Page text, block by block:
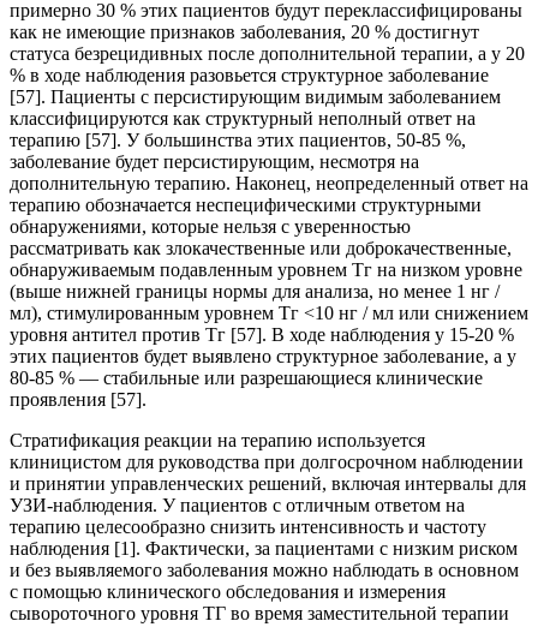
примерно 30 % этих пациентов будут переклассифицированы
как не имеющие признаков заболевания, 20 % достигнут
статуса безрецидивных после дополнительной терапии, а у 20
% в ходе наблюдения разовьется структурное заболевание
[57]. Пациенты с персистирующим видимым заболеванием
классифицируются как структурный неполный ответ на
терапию [57]. У большинства этих пациентов, 50-85 %,
заболевание будет персистирующим, несмотря на
дополнительную терапию. Наконец, неопределенный ответ на
терапию обозначается неспецифическими структурными
обнаружениями, которые нельзя с уверенностью
рассматривать как злокачественные или доброкачественные,
обнаруживаемым подавленным уровнем Тг на низком уровне
(выше нижней границы нормы для анализа, но менее 1 нг /
мл), стимулированным уровнем Тг <10 нг / мл или снижением
уровня антител против Тг [57]. В ходе наблюдения у 15-20 %
этих пациентов будет выявлено структурное заболевание, а у
80-85 % — стабильные или разрешающиеся клинические
проявления [57].
Стратификация реакции на терапию используется
клиницистом для руководства при долгосрочном наблюдении
и принятии управленческих решений, включая интервалы для
УЗИ-наблюдения. У пациентов с отличным ответом на
терапию целесообразно снизить интенсивность и частоту
наблюдения [1]. Фактически, за пациентами с низким риском
и без выявляемого заболевания можно наблюдать в основном
с помощью клинического обследования и измерения
сывороточного уровня ТГ во время заместительной терапии